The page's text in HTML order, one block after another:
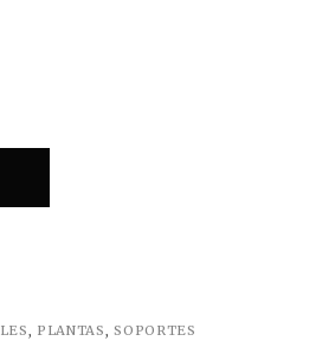
, PLANTAS,SOPORTES